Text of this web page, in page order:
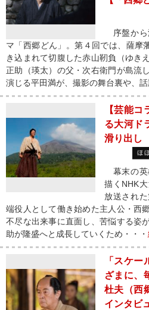
序盤から
マ「西郷どん」。第４回では、薩摩
き込まれて切腹した赤山靭負（ゆき
正助（瑛太）の父・次右衛門が島流
演じる平田満が、撮影の舞台裏や、話
【芸能
る大河ド
滑り出し
ほ
幕末の英
描くNHK
放送され
端役人として働き始めた主人公・西
不尽な出来事に直面し、苦悩する姿
助が隆盛へと成長していくため・・・
「スケ
ざまに、
杜夫（西
インタビ